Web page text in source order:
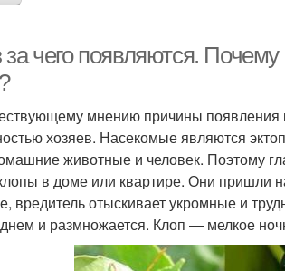
чего появляются.
мнению причины появления
хозяев. Насекомые являются
животные и человек. Поэтому
в доме или квартире. Они пришли
вредитель отыскивает укромные и
днем и размножается. Клоп — мелкое